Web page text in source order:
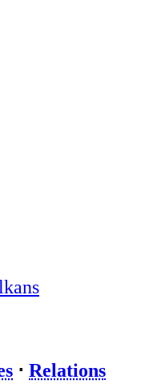
⋅ Relations